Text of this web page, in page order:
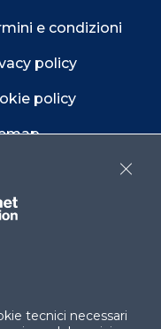
e condizioni
policy
policy
tecnici necessari